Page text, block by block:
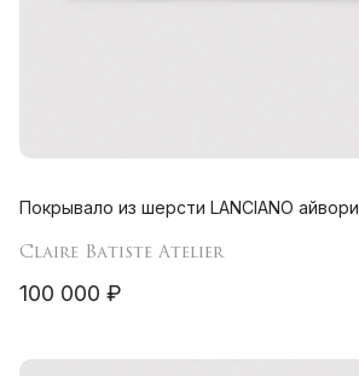
Покрывало из шерсти LANCIANO айвори
Claire Batiste Atelier
100 000 ₽